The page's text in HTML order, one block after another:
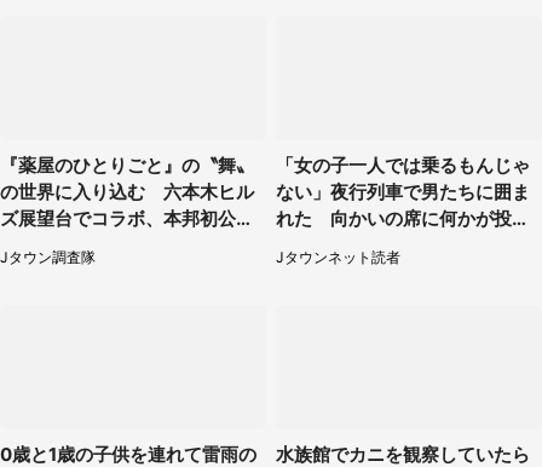
『薬屋のひとりごと』の〝舞〟
の世界に入り込む 六本木ヒル
ズ展望台でコラボ、本邦初公開
の「猫猫像」も【8／1～10／2
6】
Jタウン調査隊
「女の子一人では乗るもんじゃ
ない」夜行列車で男たちに囲ま
れた 向かいの席に何かが投げ
られて（秋田県・60代女性）
Jタウンネット読者
0歳と1歳の子供を連れて雷雨の
水族館でカニを観察していたら